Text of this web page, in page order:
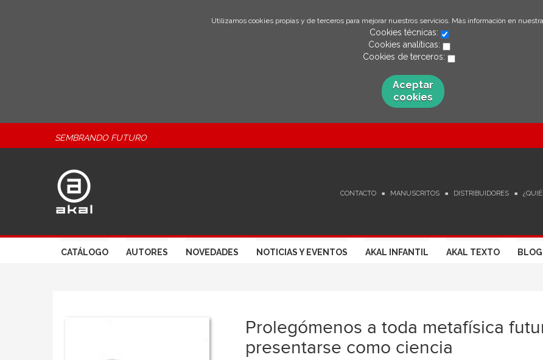
Utilizamos cookies propias y de terceros para mejorar nuestros servicios. Más información en nuestra
Cookies técnicas:
Cookies analíticas:
Cookies de terceros:
Aceptar
cookies
SEMBRANDO FUTURO
CONTACTO MANUSCRITOS DISTRIBUIDORES
CATÁLOGO AUTORES NOVEDADES NOTICIAS Y EVENTOS AKAL INFANTIL AKAL TEXTO BLOG
Prolegómenos a toda metafísica
presentarse como ciencia